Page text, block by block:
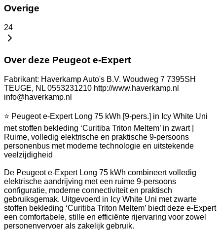
Overige
24
Over deze Peugeot e-Expert
Fabrikant: Haverkamp Auto's B.V. Woudweg 7 7395SH
TEUGE, NL 0553231210 http://www.haverkamp.nl
info@haverkamp.nl
⭐ Peugeot e-Expert Long 75 kWh [9-pers.] in Icy White Uni
met stoffen bekleding ‘Curitiba Triton Meltem’ in zwart |
Ruime, volledig elektrische en praktische 9-persoons
personenbus met moderne technologie en uitstekende
veelzijdigheid
De Peugeot e-Expert Long 75 kWh combineert volledig
elektrische aandrijving met een ruime 9-persoons
configuratie, moderne connectiviteit en praktisch
gebruiksgemak. Uitgevoerd in Icy White Uni met zwarte
stoffen bekleding ‘Curitiba Triton Meltem’ biedt deze e-Expert
een comfortabele, stille en efficiënte rijervaring voor zowel
personenvervoer als zakelijk gebruik.